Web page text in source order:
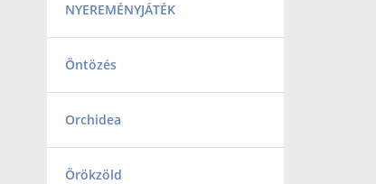
NYEREMÉNYJÁTÉK
Öntözés
Orchidea
Örökzöld